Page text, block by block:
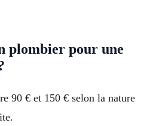
plombier pour une
90 € et 150 € selon la nature